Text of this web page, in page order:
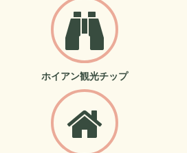
ホイアン観光チップ